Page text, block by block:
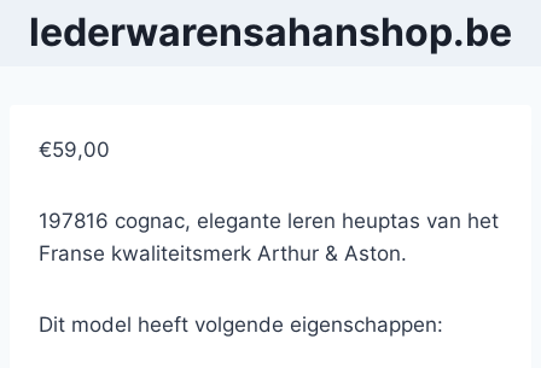
lederwarensahanshop.be
€59,00
197816 cognac, elegante leren heuptas van het
Franse kwaliteitsmerk Arthur & Aston.
Dit model heeft volgende eigenschappen: